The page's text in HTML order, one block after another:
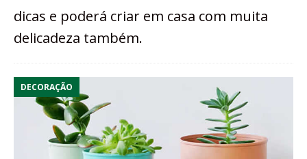
dicas e poderá criar em casa com muita
delicadeza também.
DECORAÇÃO